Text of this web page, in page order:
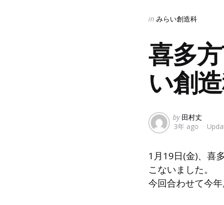
Categories
Posted
in みらい創造科
喜多
い創
Posted
by
by 田村丈
3年 ago
1月19日(金)、喜
こないました。
今回合わせて今